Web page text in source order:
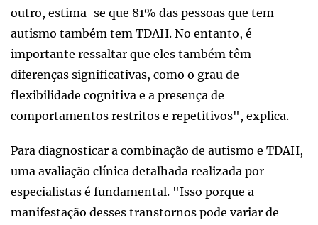
outro, estima-se que 81% das pessoas que tem
autismo também tem TDAH. No entanto, é
importante ressaltar que eles também têm
diferenças significativas, como o grau de
flexibilidade cognitiva e a presença de
comportamentos restritos e repetitivos", explica.
Para diagnosticar a combinação de autismo e TDAH,
uma avaliação clínica detalhada realizada por
especialistas é fundamental. "Isso porque a
manifestação desses transtornos pode variar de